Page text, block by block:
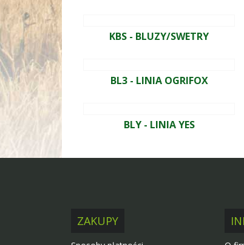
KBS - BLUZY/SWETRY
BL3 - LINIA OGRIFOX
BLY - LINIA YES
ZAKUPY